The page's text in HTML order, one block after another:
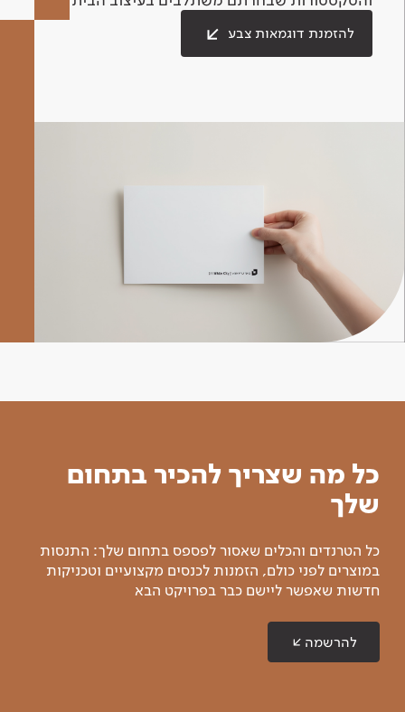
להזמנת דוגמאות צבע
כל מה שצריך להכיר בתחום
שלך
כל הטרנדים והכלים שאסור לפספס בתחום שלך: התנסות
במוצרים לפני כולם, הזמנות לכנסים מקצועיים וטכניקות
חדשות שאפשר ליישם כבר בפרויקט הבא
להרשמה